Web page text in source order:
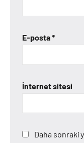
E-posta*
İnternet sitesi
Daha sonraki